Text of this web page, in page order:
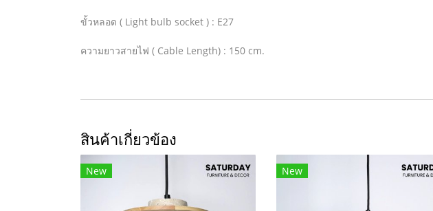
ขั้วหลอด ( Light bulb socket ) : E27
ความยาวสายไฟ ( Cable Length) : 150 cm.
สินค้าเกี่ยวข้อง
New New